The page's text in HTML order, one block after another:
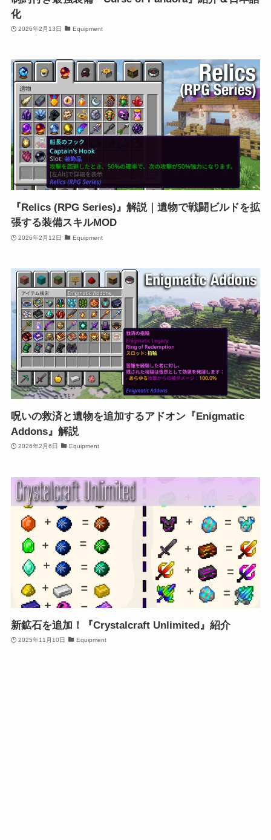
化
2026年2月13日 Equipment
『Relics (RPG Series)』解説｜遺物で戦闘ビルドを拡
張する装備スキルMOD
2026年2月12日 Equipment
呪いの救済と遺物を追加するアドオン『Enigmatic
Addons』解説
2026年2月6日 Equipment
新鉱石を追加！『Crystalcraft Unlimited』紹介
2025年11月10日 Equipment